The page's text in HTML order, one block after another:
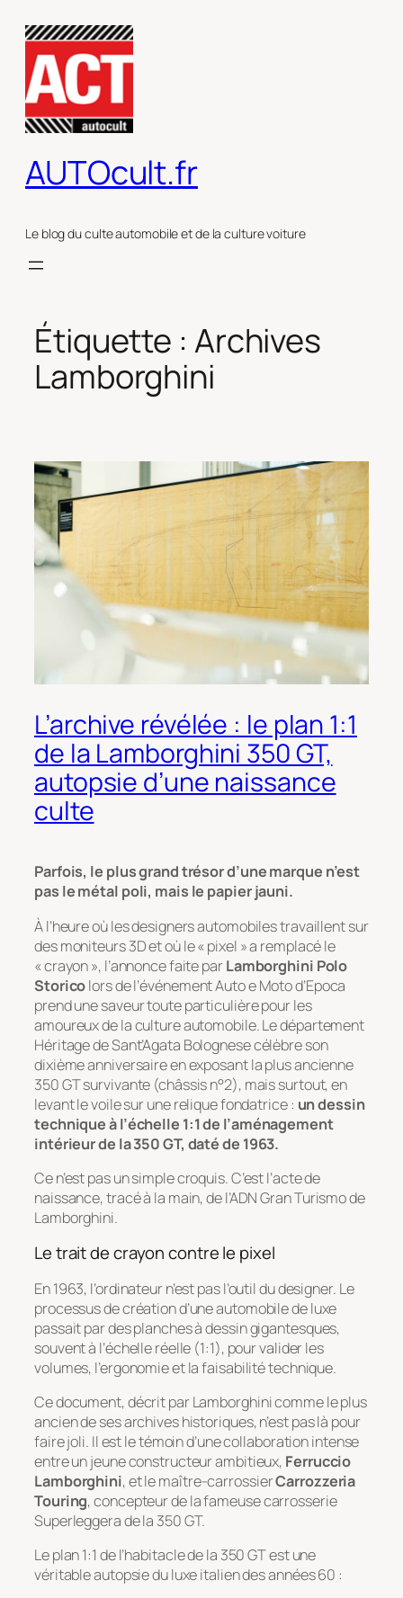
contenu
AUTOcult.fr
Le blog du culte automobile et de la culture voiture
Étiquette : Archives
Lamborghini
L’archive révélée : le plan 1:1
de la Lamborghini 350 GT,
autopsie d’une naissance
culte
Parfois, le plus grand trésor d’une marque n’est
pas le métal poli, mais le papier jauni.
À l’heure où les designers automobiles travaillent sur
des moniteurs 3D et où le « pixel » a remplacé le
« crayon », l’annonce faite parLamborghini Polo
Storicolors de l’événement Auto e Moto d’Epoca
prend une saveur toute particulière pour les
amoureux de la culture automobile. Le département
Héritage de Sant’Agata Bolognese célèbre son
dixième anniversaire en exposant la plus ancienne
350 GT survivante (châssis n°2), mais surtout, en
levant le voile sur une relique fondatrice : un dessin
technique à l’échelle 1:1 de l’aménagement
intérieur de la 350 GT, daté de 1963.
Ce n’est pas un simple croquis. C’est l’acte de
naissance, tracé à la main, de l’ADNGran Turismode
Lamborghini.
Le trait de crayon contre le pixel
En 1963, l’ordinateur n’est pas l’outil du designer. Le
processus de création d’une automobile de luxe
passait par des planches à dessin gigantesques,
souvent à l’échelle réelle (1:1), pour valider les
volumes, l’ergonomie et la faisabilité technique.
Ce document, décrit par Lamborghini comme le plus
ancien de ses archives historiques, n’est pas là pour
faire joli. Il est le témoin d’une collaboration intense
entre un jeune constructeur ambitieux, Ferruccio
Lamborghini, et le maître-carrossierCarrozzeria
Touring, concepteur de la fameuse carrosserie
Superleggerade la 350 GT.
Le plan 1:1 de l’habitacle de la 350 GT est une
véritable autopsie du luxe italien des années 60 :